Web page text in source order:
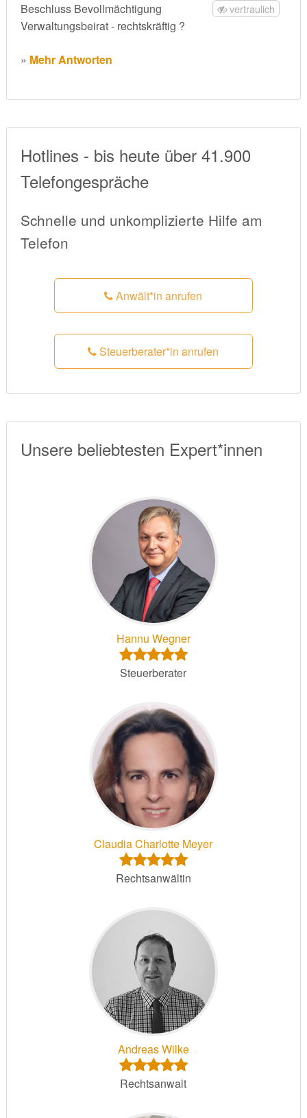
vertraulich
Beschluss Bevollmächtigung
Verwaltungsbeirat - rechtskräftig ?
» Mehr Antworten
Hotlines - bis heute über 41.900
Telefongespräche
Schnelle und unkomplizierte Hilfe am
Telefon
Anwält*in anrufen
Steuerberater*in anrufen
Unsere beliebtesten Expert*innen
Hannu Wegner
Steuerberater
Claudia Charlotte Meyer
Rechtsanwältin
Andreas Wilke
Rechtsanwalt